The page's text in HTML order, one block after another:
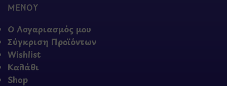
ΜΕΝΟΥ
Ο Λογαριασμός μου
Σύγκριση Προϊόντων
Wishlist
Καλάθι
Shop